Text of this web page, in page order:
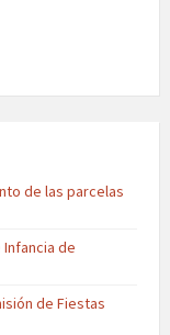
de las parcelas
de
de Fiestas